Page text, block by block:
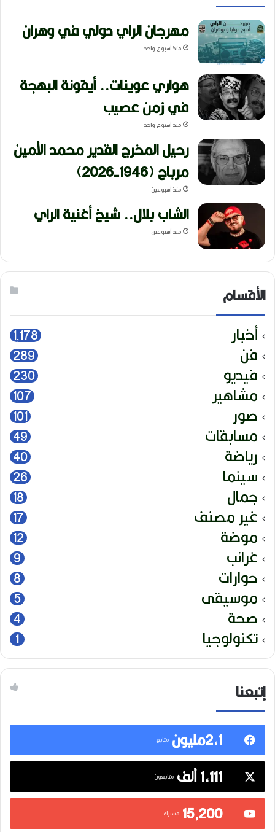
مهرجان الراي دولي في وهران
منذ أسبوع واحد
هواري عوينات.. أيقونة البهجة
في زمن عصيب
منذ أسبوع واحد
رحيل المخرج القدير محمد الأمين
مرباح (1946-2026)
منذ أسبوعين
الشاب بلال.. شيخ أغنية الراي
منذ أسبوعين
الأقسام
أخبار 1٬178
فن 289
فيديو 230
مشاهير 107
صور 101
مسابقات 49
رياضة 40
سينما 26
جمال 18
غير مصنف 17
موضة 12
غرائب 9
حوارات 8
موسيقى 5
صحة 4
تكنولوجيا 1
إتبعنا
2,1مليون
متابع
1,111 ألف متابعون
15٬200 مشترك